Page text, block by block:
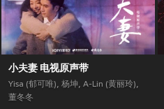
小夫妻 电视原声带
Yisa (郁可唯), 杨坤, A-Lin (黄丽玲),
董冬冬